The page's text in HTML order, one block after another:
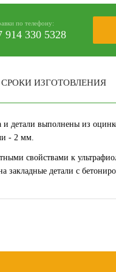
по телефону:
914 330 5328
СРОКИ ИЗГОТОВЛЕНИЯ
детали выполнены из
- 2 мм.
свойствами к
закладные детали с